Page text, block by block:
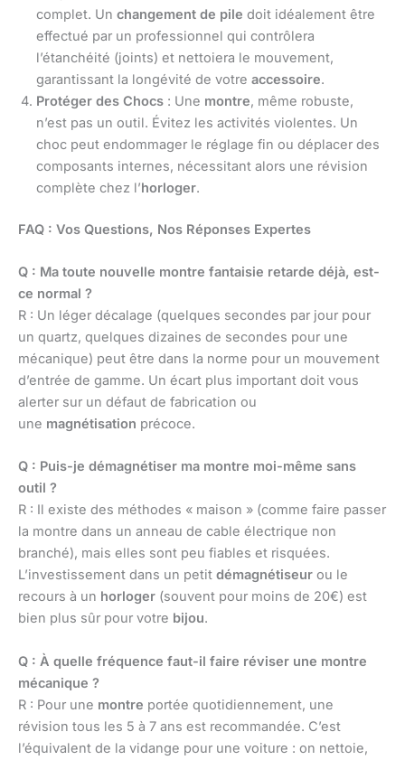
complet. Un changement de pile doit idéalement être
effectué par un professionnel qui contrôlera
l’étanchéité (joints) et nettoiera le mouvement,
garantissant la longévité de votre accessoire.
Protéger des Chocs : Une montre, même robuste,
n’est pas un outil. Évitez les activités violentes. Un
choc peut endommager le réglage fin ou déplacer des
composants internes, nécessitant alors une révision
complète chez l’horloger.
FAQ : Vos Questions, Nos Réponses Expertes
Q : Ma toute nouvelle montre fantaisie retarde déjà, est-
ce normal ?
R : Un léger décalage (quelques secondes par jour pour
un quartz, quelques dizaines de secondes pour une
mécanique) peut être dans la norme pour un mouvement
d’entrée de gamme. Un écart plus important doit vous
alerter sur un défaut de fabrication ou
une magnétisation précoce.
Q : Puis-je démagnétiser ma montre moi-même sans
outil ?
R : Il existe des méthodes « maison » (comme faire passer
la montre dans un anneau de cable électrique non
branché), mais elles sont peu fiables et risquées.
L’investissement dans un petit démagnétiseur ou le
recours à un horloger (souvent pour moins de 20€) est
bien plus sûr pour votre bijou.
Q : À quelle fréquence faut-il faire réviser une montre
mécanique ?
R : Pour une montre portée quotidiennement, une
révision tous les 5 à 7 ans est recommandée. C’est
l’équivalent de la vidange pour une voiture : on nettoie,